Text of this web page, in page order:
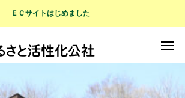
ＥＣサイトはじめました